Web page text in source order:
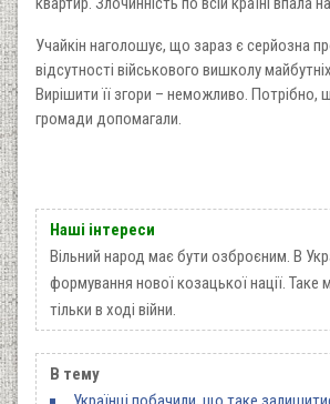
Учайкін наголошує, що зараз є серйозна
відсутності військового вишколу
Вирішити її згори – неможливо. Потрібно,
громади допомагали.
Наші інтереси
Вільний народ має бути озброєним. В
формування нової козацької нації. Таке
тільки в ході війни.
В тему